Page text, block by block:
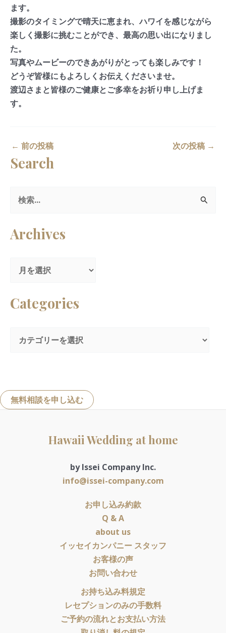
ます。
撮影のタイミングで晴天に恵まれ、ハワイを感じながら
楽しく撮影に挑むことができ、最高の思い出になりまし
た。
写真やムービーのできあがりがとっても楽しみです！
どうぞ皆様にもよろしくお伝えくださいませ。
渡辺さまと皆様のご健康とご多幸をお祈り申し上げま
す。
← 前の投稿 次の投稿 →
Search
対
Archives
Categories
無料相談を申し込む
Hawaii Wedding at home
by Issei Company Inc.
info@issei-company.com
お申し込み約款
Q & A
about us
イッセイカンパニー スタッフ
お客様の声
お問い合わせ
お持ち込み料規定
レセプションのみの手数料
ご予約の流れとお支払い方法